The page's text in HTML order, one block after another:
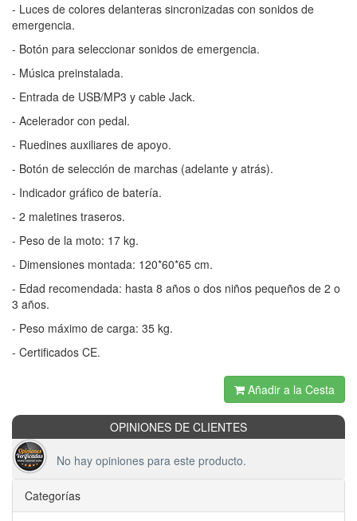
- Luces de colores delanteras sincronizadas con sonidos de
emergencia.
- Botón para seleccionar sonidos de emergencia.
- Música preinstalada.
- Entrada de USB/MP3 y cable Jack.
- Acelerador con pedal.
- Ruedines auxiliares de apoyo.
- Botón de selección de marchas (adelante y atrás).
- Indicador gráfico de batería.
- 2 maletines traseros.
- Peso de la moto: 17 kg.
- Dimensiones montada: 120*60*65 cm.
- Edad recomendada: hasta 8 años o dos niños pequeños de 2 o
3 años.
- Peso máximo de carga: 35 kg.
- Certificados CE.
Añadir a la Cesta
OPINIONES DE CLIENTES
No hay opiniones para este producto.
Categorías